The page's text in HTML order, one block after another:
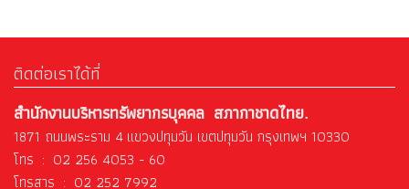
ติดต่อเราได้ที่
สำนักงานบริหารทรัพยากรบุคคล สภากาชาดไทย.
1871 ถนนพระราม 4 แขวงปทุมวัน เขตปทุมวัน กรุงเทพฯ 10330
โทร : 02 256 4053 - 60
โทรสาร : 02 252 7992